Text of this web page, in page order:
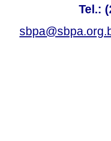
Tel.: